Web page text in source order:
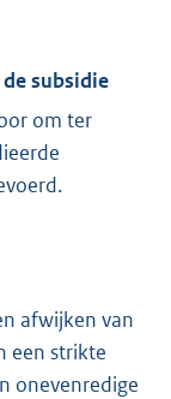
subsidie
om ter
afwijken van
een strikte
onevenredige